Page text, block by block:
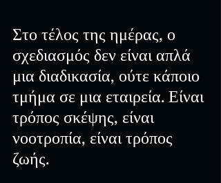
Στο τέλος της ημέρας, ο
σχεδιασμός δεν είναι απλά
μια διαδικασία, ούτε κάποιο
τμήμα σε μια εταιρεία. Είναι
τρόπος σκέψης, είναι
νοοτροπία, είναι τρόπος
ζωής.